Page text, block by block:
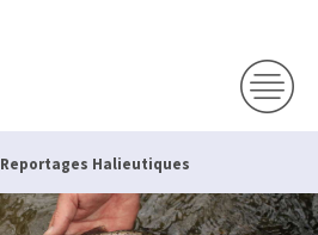
Reportages Halieutiques